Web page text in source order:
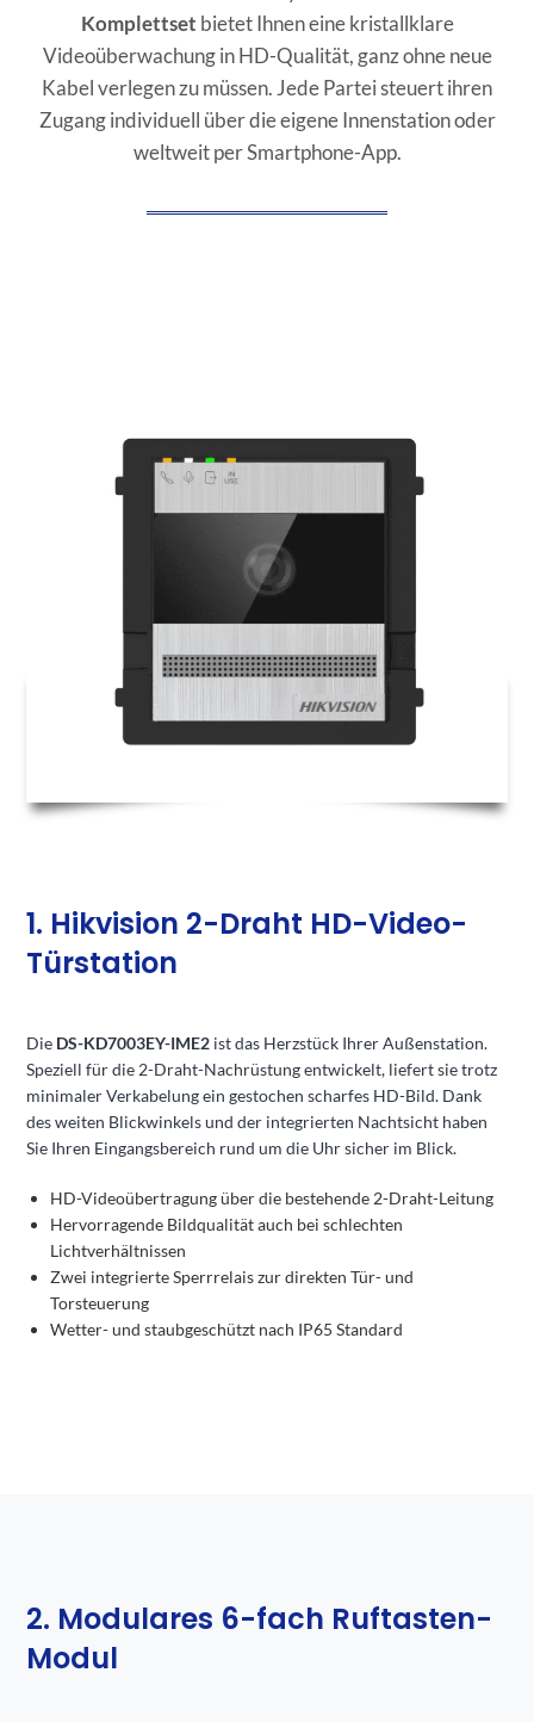
Komplettset bietet Ihnen eine kristallklare
Videoüberwachung in HD-Qualität, ganz ohne neue
Kabel verlegen zu müssen. Jede Partei steuert ihren
Zugang individuell über die eigene Innenstation oder
weltweit per Smartphone-App.
1. Hikvision 2-Draht HD-Video-
Türstation
Die DS-KD7003EY-IME2 ist das Herzstück Ihrer Außenstation.
Speziell für die 2-Draht-Nachrüstung entwickelt, liefert sie trotz
minimaler Verkabelung ein gestochen scharfes HD-Bild. Dank
des weiten Blickwinkels und der integrierten Nachtsicht haben
Sie Ihren Eingangsbereich rund um die Uhr sicher im Blick.
HD-Videoübertragung über die bestehende 2-Draht-Leitung
Hervorragende Bildqualität auch bei schlechten
Lichtverhältnissen
Zwei integrierte Sperrrelais zur direkten Tür- und
Torsteuerung
Wetter- und staubgeschützt nach IP65 Standard
2. Modulares 6-fach Ruftasten-
Modul